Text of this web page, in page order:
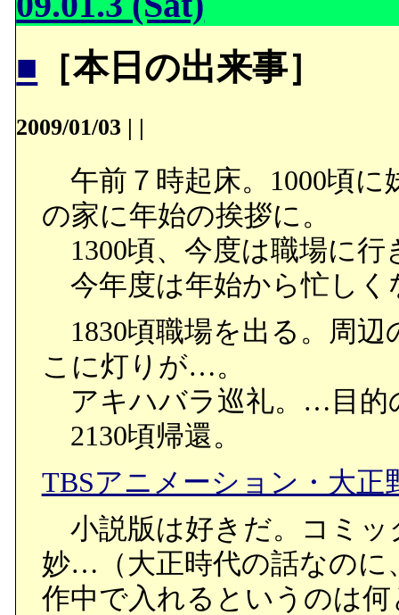
■ ［本日の出来事］
2009/01/03 | |
午前７時起床。1000頃に
の家に年始の挨拶に。
1300頃、今度は職場に行
今年度は年始から忙しく
1830頃職場を出る。周
こに灯りが…。
アキハバラ巡礼。…目的
2130頃帰還。
TBSアニメーション・大
小説版は好きだ。コミッ
妙…（大正時代の話なのに
作中で入れるというのは